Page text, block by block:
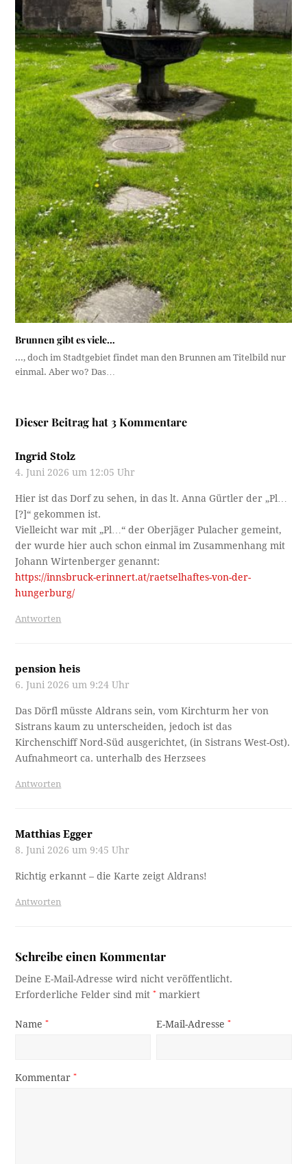
Brunnen gibt es viele…
..., doch im Stadtgebiet findet man den Brunnen am Titelbild nur
einmal. Aber wo? Das…
Dieser Beitrag hat 3 Kommentare
Ingrid Stolz
4. Juni 2026 um 12:05 Uhr
Hier ist das Dorf zu sehen, in das lt. Anna Gürtler der „Pl…
[?]“ gekommen ist.
Vielleicht war mit „Pl…“ der Oberjäger Pulacher gemeint,
der wurde hier auch schon einmal im Zusammenhang mit
Johann Wirtenberger genannt:
https://innsbruck-erinnert.at/raetselhaftes-von-der-
hungerburg/
Antworten
pension heis
6. Juni 2026 um 9:24 Uhr
Das Dörfl müsste Aldrans sein, vom Kirchturm her von
Sistrans kaum zu unterscheiden, jedoch ist das
Kirchenschiff Nord-Süd ausgerichtet, (in Sistrans West-Ost).
Aufnahmeort ca. unterhalb des Herzsees
Antworten
Matthias Egger
8. Juni 2026 um 9:45 Uhr
Richtig erkannt – die Karte zeigt Aldrans!
Antworten
Schreibe einen Kommentar
Deine E-Mail-Adresse wird nicht veröffentlicht.
Erforderliche Felder sind mit* markiert
Name* E-Mail-Adresse*
Kommentar*